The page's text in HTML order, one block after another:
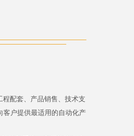
配套、产品销售、技术支
客户提供最适用的自动化产